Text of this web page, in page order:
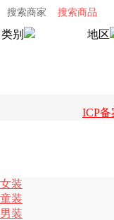
搜索商家 搜索商品
类别 地区
ICP备
女装
童装
男装